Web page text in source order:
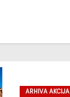
ARHIVA AKCIJA